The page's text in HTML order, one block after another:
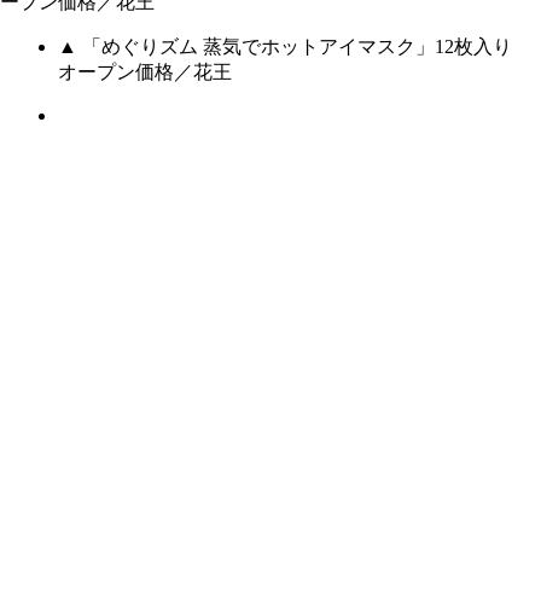
▲ 「めぐりズム 蒸気でホットアイマスク」12枚入り
オープン価格／花王